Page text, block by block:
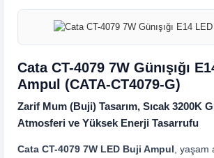
Cata CT-4079 7W Günışığı
Ampul (CATA-CT4079-G)
Zarif Mum (Buji) Tasarım, Sıcak 3200K
Atmosferi ve Yüksek Enerji Tasarrufu
Cata CT-4079 7W LED Buji Ampul , yaşam